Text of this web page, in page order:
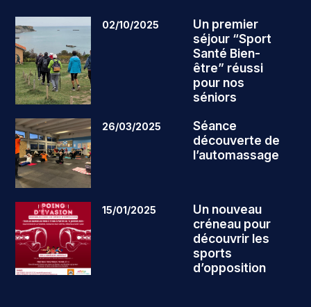
02/10/2025
Un premier
séjour “Sport
Santé Bien-
être” réussi
pour nos
séniors
26/03/2025
Séance
découverte de
l’automassage
15/01/2025
Un nouveau
créneau pour
découvrir les
sports
d’opposition